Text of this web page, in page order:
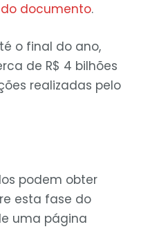
documento.
o final do ano,
de R$ 4 bilhões
realizadas pelo
podem obter
esta fase do
uma página